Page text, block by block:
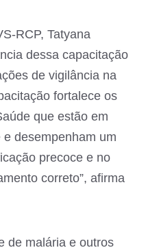
RCP, Tatyana
dessa capacitação
de vigilância na
fortalece os
que estão em
desempenham um
precoce e no
correto”, afirma
de malária e outros